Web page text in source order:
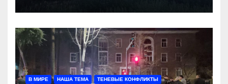
В МИРЕ НАША ТЕМА ТЕНЕВЫЕ КОНФЛИКТЫ